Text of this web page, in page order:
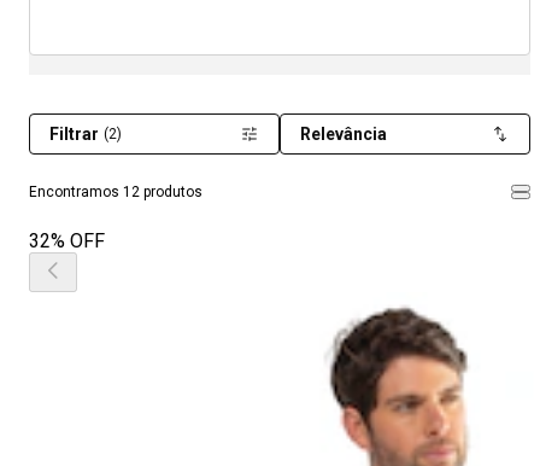
Encontramos 12 produtos
Filtrar (2) Relevância
32% OFF